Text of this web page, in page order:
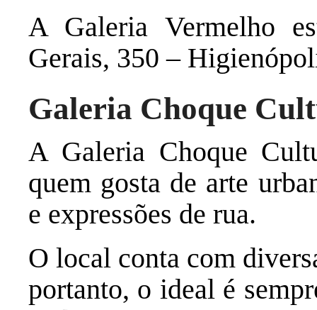
A Galeria Vermelho
Gerais, 350 –
Galeria Choque
A Galeria Choque
quem gosta de arte
e expressões de rua.
O local conta com
portanto, o ideal é